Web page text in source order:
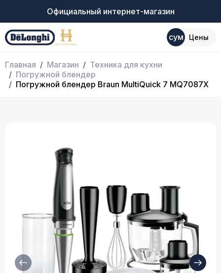
Официальный интернет-магазин
сум Цены
Главная Магазин
Техника для кухни
Погружной блендер
Погружной блендер Braun MultiQuick 7 MQ7087X